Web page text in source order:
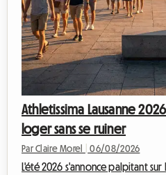
Athletissima Lausanne
loger sans se ruiner
Par Claire Morel 06/08/2026
L'été 2026 s'annonce palpitant sur